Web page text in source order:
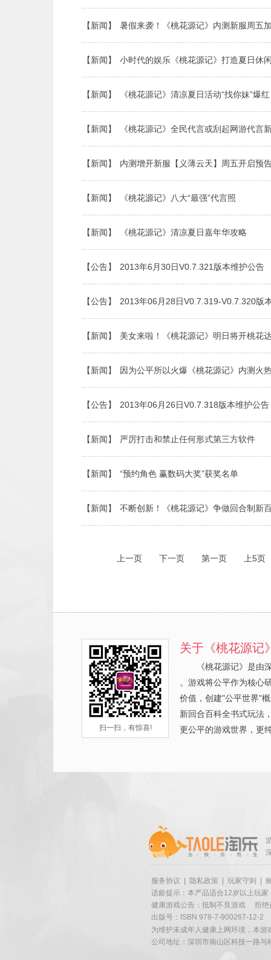
【新闻】 暑假来袭！《桃花源记》内测新服周五
【新闻】 小时代的娱乐《桃花源记》打造夏日休
【新闻】 《桃花源记》清凉夏日活动“找你妹”爆红
【新闻】 《桃花源记》全民代言或刮起网游代言
【新闻】 内测增开新服【义薄云天】周五开启预
【新闻】 《桃花源记》八大“最强”代言照
【新闻】 《桃花源记》清凉夏日嘉年华攻略
【公告】 2013年6月30日V0.7.321版本维护公告
【公告】 2013年06月28日V0.7.319-V0.7.320版
【新闻】 美女来啦！《桃花源记》明日将开桃花
【新闻】 因为公平所以火爆《桃花源记》内测火
【公告】 2013年06月26日V0.7.318版本维护公告
【新闻】 严厉打击和禁止任何形式第三方软件
【新闻】 “预约角色 赢数码大奖”获奖名单
【新闻】 不断创新！《桃花源记》争做回合制新
上一页 下一页 第一页 上5页
扫一扫，有惊喜!
关于《桃花源记
《桃花源记》是由
。游戏将公平作为核心
价值，创建"公平世界"
新回合百科全书式玩法
更公平的游戏世界，更
服务协议 隐私政策 玩家守则
适龄提示：本产品适合12岁以上玩家
健康游戏公告：抵制不良游戏
拒绝
出版号：ISBN 978-7-900267-12-2
为维护未成年人健康上网环境，本
公司地址：深圳市南山区科技一路